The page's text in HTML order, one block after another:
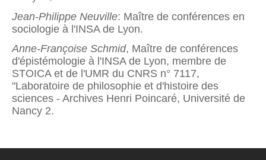
Jean-Philippe Neuville: Maître de conférences en
sociologie à l'INSA de Lyon.
Anne-Françoise Schmid, Maître de conférences
d'épistémologie à l'INSA de Lyon, membre de
STOICA et de l'UMR du CNRS n° 7117,
"Laboratoire de philosophie et d'histoire des
sciences - Archives Henri Poincaré, Université de
Nancy 2.